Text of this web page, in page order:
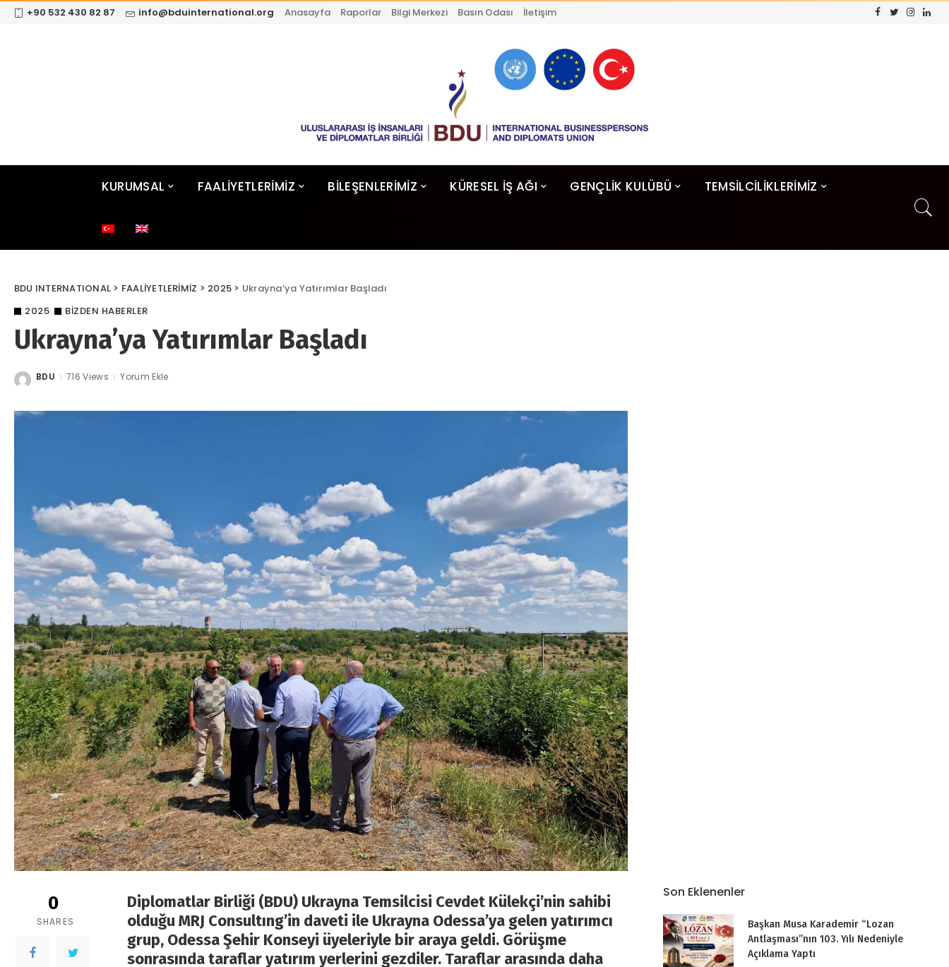
+90 532 430 82 87 info@bduinternational.org Anasayfa Raporlar Bilgi Merkezi Basın Odası İletişim
KURUMSAL FAALİYETLERİMİZ BİLEŞENLERİMİZ KÜRESEL İŞ AĞI GENÇLİK KULÜBÜ TEMSİLCİLİKLERİMİZ
BDU INTERNATIONAL > FAALİYETLERİMİZ > 2025 > Ukrayna’ya Yatırımlar Başladı
2025
BIZDEN HABERLER
Ukrayna’ya Yatırımlar Başladı
Posted
BDU 716 Views Yorum Ekle
0
SHARES
Diplomatlar Birliği (BDU) Ukrayna Temsilcisi Cevdet Külekçi’nin sahibi
olduğu MRJ Consultıng’in daveti ile Ukrayna Odessa’ya gelen yatırımcı
grup, Odessa Şehir Konseyi üyeleriyle bir araya geldi. Görüşme
sonrasında taraflar yatırım yerlerini gezdiler. Taraflar arasında daha
Son Eklenenler
Başkan Musa Karademir “Lozan
Antlaşması”nın 103. Yılı Nedeniyle
Açıklama Yaptı